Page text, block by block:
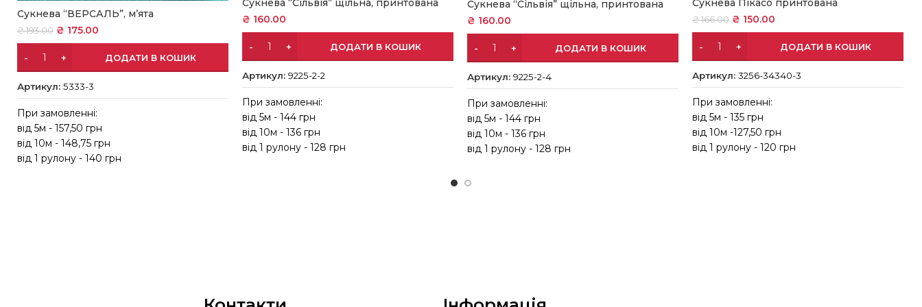
Сукнева “ВЕРСАЛЬ”, м’ята
₴193.00 ₴ 175.00
ДОДАТИ В КОШИК
Артикул:5333-3
При замовленні:
від 5м - 157,50 грн
від 10м - 148,75 грн
від 1 рулону - 140 грн
Сукнева “Сільвія” щільна, принтована
₴ 160.00
ДОДАТИ В КОШИК
Артикул:9225-2-2
При замовленні:
від 5м - 144 грн
від 10м - 136 грн
від 1 рулону - 128 грн
Сукнева “Сільвія” щільна, принтована
₴ 160.00
ДОДАТИ В КОШИК
Артикул:9225-2-4
При замовленні:
від 5м - 144 грн
від 10м - 136 грн
від 1 рулону - 128 грн
Сукнева Пікасо принтована
₴166.00 ₴ 150.00
ДОДАТИ В КОШИК
Артикул:3256-34340-3
При замовленні:
від 5м - 135 грн
від 10м -127,50 грн
від 1 рулону - 120 грн